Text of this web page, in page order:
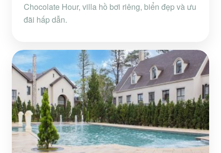
Chocolate Hour, villa hồ bơi riêng, biển đẹp và ưu
đãi hấp dẫn.